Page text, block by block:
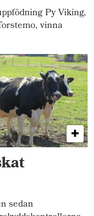
Py Viking,
vinna
sedan